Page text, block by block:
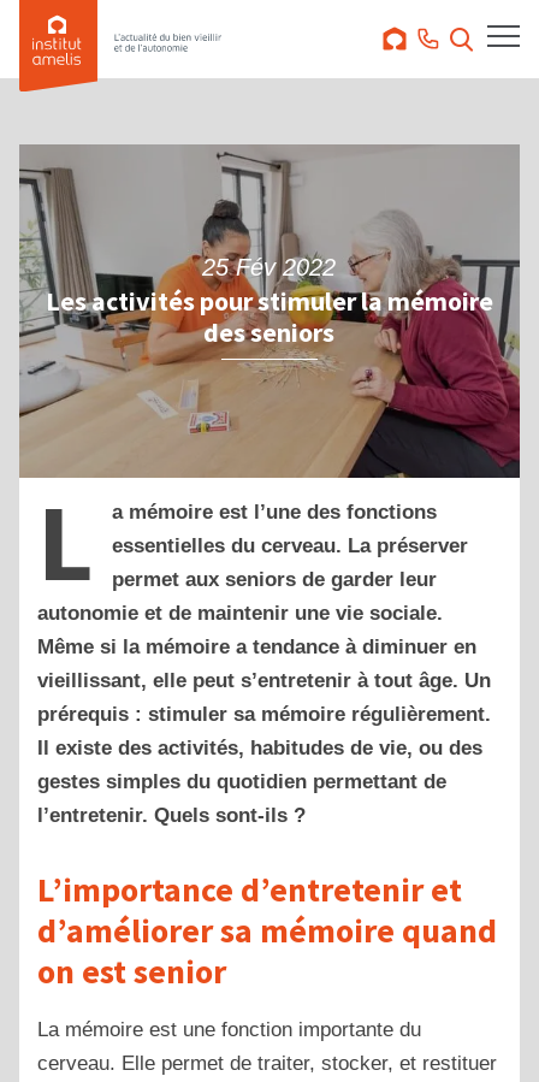
25 Fév 2022
Les activités pour stimuler la mémoire
des seniors
L
a mémoire est l’une des fonctions
essentielles du cerveau. La préserver
permet aux seniors de garder leur
autonomie et de maintenir une vie sociale.
Même si la mémoire a tendance à diminuer en
vieillissant, elle peut s’entretenir à tout âge. Un
prérequis : stimuler sa mémoire régulièrement.
Il existe des activités, habitudes de vie, ou des
gestes simples du quotidien permettant de
l’entretenir. Quels sont-ils ?
L’importance d’entretenir et
d’améliorer sa mémoire quand
on est senior
La mémoire est une fonction importante du
cerveau. Elle permet de traiter, stocker, et restituer